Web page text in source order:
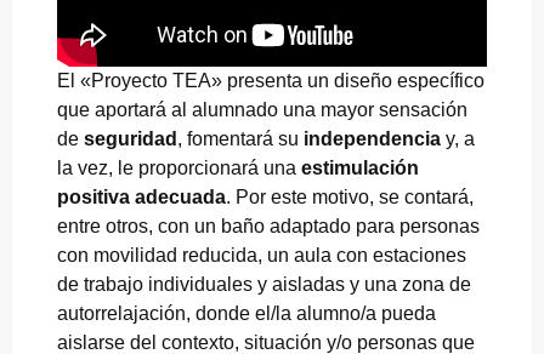
El «Proyecto TEA» presenta un diseño específico
que aportará al alumnado una mayor sensación
de seguridad , fomentará su independencia y, a
la vez, le proporcionará una estimulación
positiva adecuada. Por este motivo, se contará,
entre otros, con un baño adaptado para personas
con movilidad reducida, un aula con estaciones
de trabajo individuales y aisladas y una zona de
autorrelajación, donde el/la alumno/a pueda
aislarse del contexto, situación y/o personas que